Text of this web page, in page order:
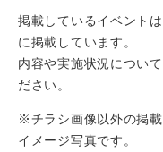
掲載しているイベント
に掲載しています。
内容や実施状況につい
ださい。
※チラシ画像以外の掲
イメージ写真です。